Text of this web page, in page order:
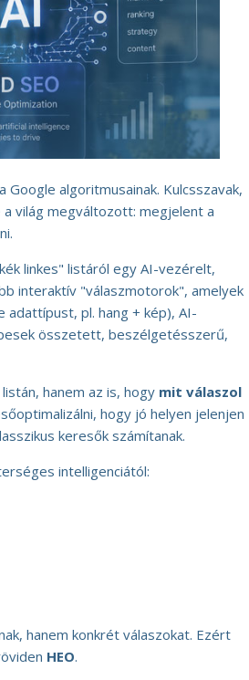
algoritmusainak. Kulcsszavak,
a világ megváltozott: megjelent a
linkes" listáról egy AI-vezérelt,
interaktív "válaszmotorok", amelyek
pl. hang + kép), AI-
összetett, beszélgetésszerű,
hanem az is, hogy mit válaszol
hogy jó helyen jelenjen
keresők számítanak.
intelligenciától:
hanem konkrét válaszokat. Ezért
HEO.